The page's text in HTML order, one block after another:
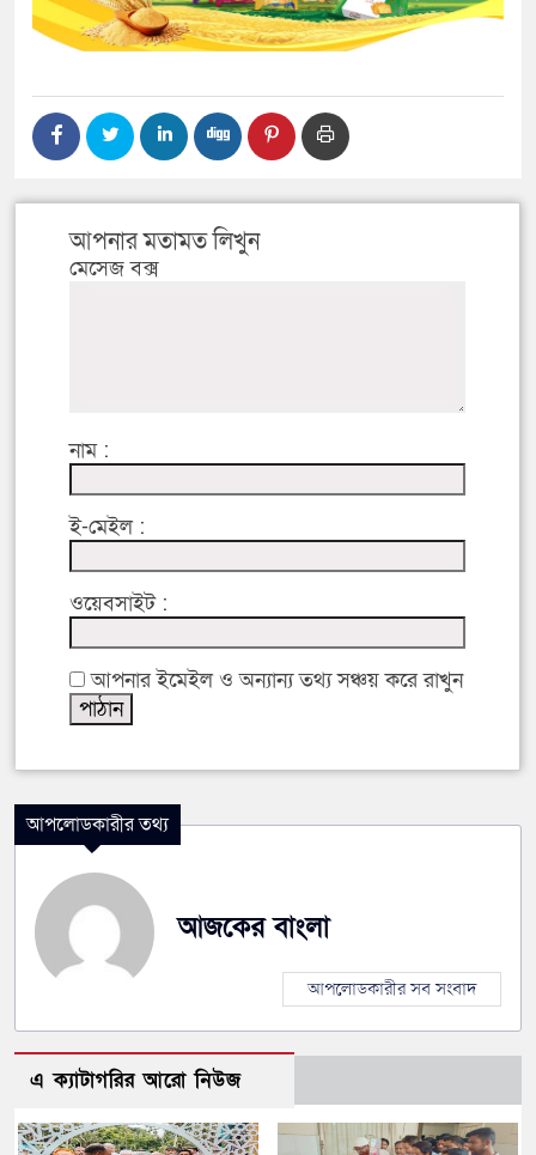
আপনার মতামত লিখুন
মেসেজ বক্স
নাম :
ই-মেইল :
ওয়েবসাইট :
আপনার ইমেইল ও অন্যান্য তথ্য সঞ্চয় করে রাখুন
আপলোডকারীর তথ্য
আজকের বাংলা
আপলোডকারীর সব সংবাদ
এ ক্যাটাগরির আরো নিউজ